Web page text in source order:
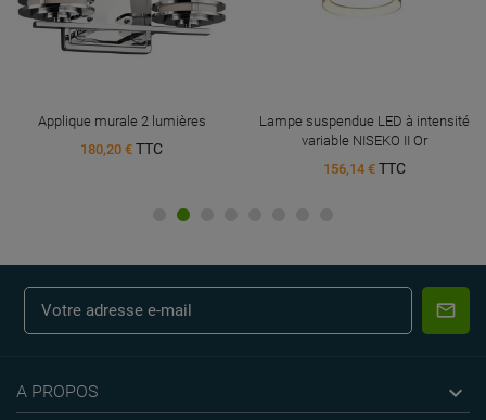
Applique murale 2 lumières
180,20 € TTC
Lampe suspendue LED à intensité
variable NISEKO II Or
156,14 € TTC
A PROPOS 